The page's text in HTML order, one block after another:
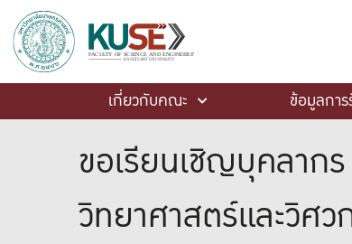
เกี่ยวกับคณะ ข้อมูลการ
ขอเรียนเชิญบุคลาก
วิทยาศาสตร์และวิศ